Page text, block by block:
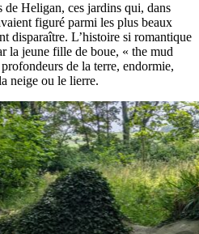
de Heligan, ces jardins qui, dans
figuré parmi les plus beaux
disparaître. L’histoire si romantique
la jeune fille de boue, « the mud
de la terre, endormie,
neige ou le lierre.